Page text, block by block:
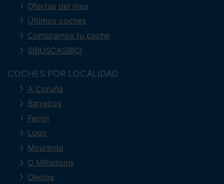
Ofertas del mes
Últimos coches
Compramos tu coche
SIBUSCASBICI
COCHES POR LOCALIDAD
A Coruña
Barreiros
Ferrol
Lugo
Mourente
O Milladoiro
Oleiros